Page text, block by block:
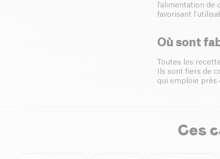
l'alimentation de
favorisant
Où sont
Toutes les
Ils sont fiers de
qui emploie près
Ces